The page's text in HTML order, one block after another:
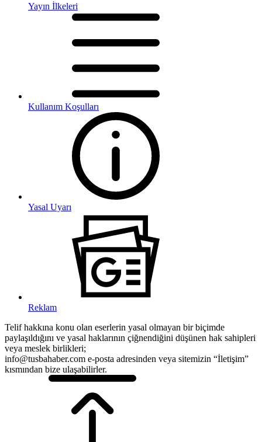
Yayın İlkeleri
Kullanım Koşulları
Yasal Uyarı
Reklam
Telif hakkına konu olan eserlerin yasal olmayan bir biçimde
paylaşıldığını ve yasal haklarının çiğnendiğini düşünen hak sahipleri
veya meslek birlikleri;
info@tusbahaber.com e-posta adresinden veya sitemizin “İletişim”
kısmından bize ulaşabilirler.